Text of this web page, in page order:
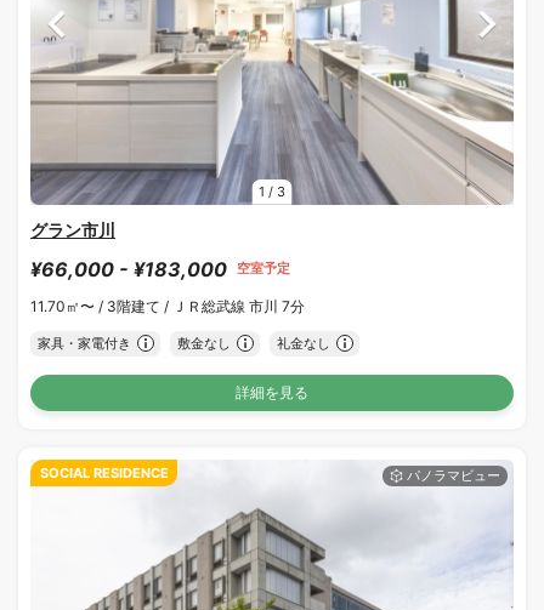
1 / 3
グラン市川
¥66,000 - ¥183,000 空室予定
11.70㎡〜 / 3階建て / ＪＲ総武線 市川 7分
家具・家電付き 敷金なし 礼金なし
詳細を見る
SOCIAL RESIDENCE